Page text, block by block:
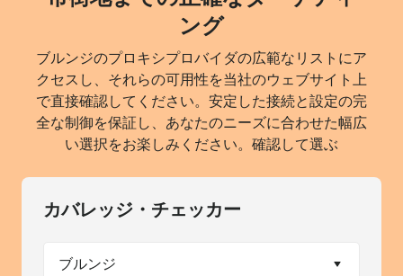
ング
ブルンジのプロキシプロバイダの広範なリストにア
クセスし、それらの可用性を当社のウェブサイト上
で直接確認してください。安定した接続と設定の完
全な制御を保証し、あなたのニーズに合わせた幅広
い選択をお楽しみください。確認して選ぶ
カバレッジ・チェッカー
ブルンジ